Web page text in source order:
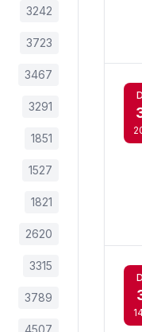
3242
3723
3467
3291
1851
1527
1821
2620
3315
3789
4507